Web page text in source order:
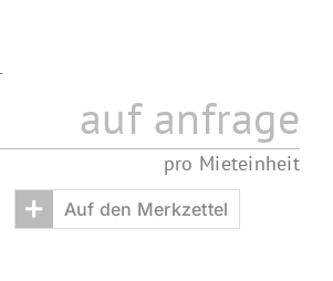
auf anfrage
pro Mieteinheit
+ Auf den Merkzettel